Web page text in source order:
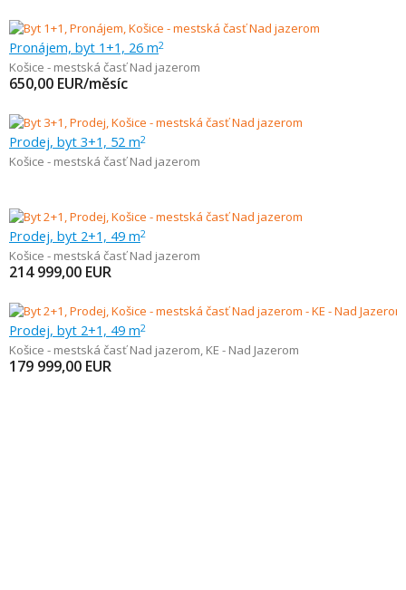
Pronájem, byt 1+1, 26 m2
Košice - mestská časť Nad jazerom
650,00 EUR/měsíc
Prodej, byt 3+1, 52 m2
Košice - mestská časť Nad jazerom
Prodej, byt 2+1, 49 m2
Košice - mestská časť Nad jazerom
214 999,00 EUR
Prodej, byt 2+1, 49 m2
Košice - mestská časť Nad jazerom, KE - Nad Jazerom
179 999,00 EUR